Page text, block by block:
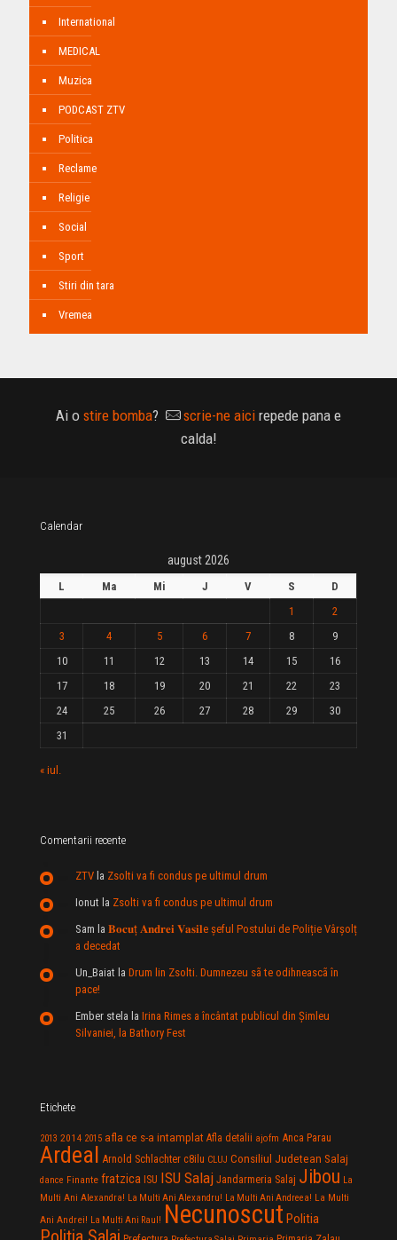
International
MEDICAL
Muzica
PODCAST ZTV
Politica
Reclame
Religie
Social
Sport
Stiri din tara
Vremea
Ai o stire bomba? scrie-ne aici repede pana e
calda!
Calendar
august 2026
L Ma Mi J V S
D
1
2
3
4 5 6 7 8
9
10
11 12 13 14 15
16
17
18 19 20 21 22
23
24
25 26 27 28 29
30
31
« iul.
Comentarii recente
ZTV la Zsolti va fi condus pe ultimul drum
Ionut la Zsolti va fi condus pe ultimul drum
Sam la 𝐁𝐨𝐜𝐮ț 𝐀𝐧𝐝𝐫𝐞𝐢 𝐕𝐚𝐬𝐢𝐥e şeful Postului de Poliție Vârșolț
a decedat
Un_Baiat la Drum lin Zsolti. Dumnezeu sã te odihneascã în
pace!
Ember stela la Irina Rimes a încântat publicul din Şimleu
Silvaniei, la Bathory Fest
Etichete
2013 2014 2015 afla ce s-a intamplat Afla detalii ajofm Anca Parau
Ardeal Arnold Schlachter c8ilu CLUJ Consiliul Judetean Salaj
dance Finante fratzica ISU ISU Salaj Jandarmeria Salaj Jibou La
Multi Ani Alexandra! La Multi Ani Alexandru! La Multi Ani Andreea! La Multi
Ani Andrei! La Multi Ani Raul! Necunoscut Politia